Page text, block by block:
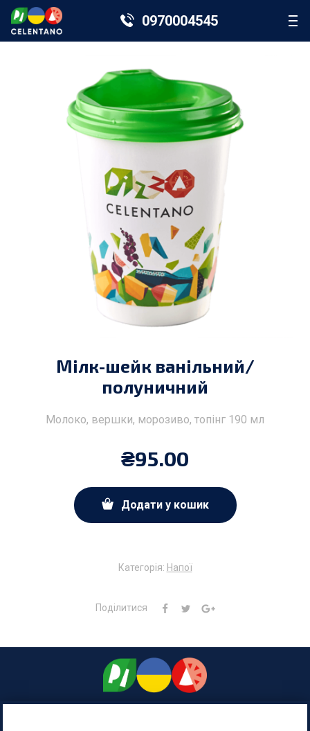
0970004545
Мілк-шейк ванільний/
полуничний
Молоко, вершки, морозиво, топінг 190 мл
₴95.00
Додати у кошик
Категорія: Напої
Поділитися